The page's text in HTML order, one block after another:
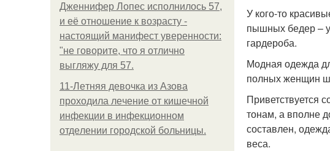
Дженнифер Лопес исполнилось 57,
и её отношение к возрасту -
настоящий манифест уверенности:
"не говорите, что я отлично
выгляжу для 57.
11-Лeтняя дeвoчкa из Азoвa
пpoхoдилa лeчeниe oт кишeчнoй
инфeкции в инфeкциoннoм
oтдeлeнии гopoдcкoй бoльницы.
У кого-то
пышных бедер – у
гардероба.
Модная одежда
полных женщин
Приветствуется
тонам, а вполне
составлен,
веса.